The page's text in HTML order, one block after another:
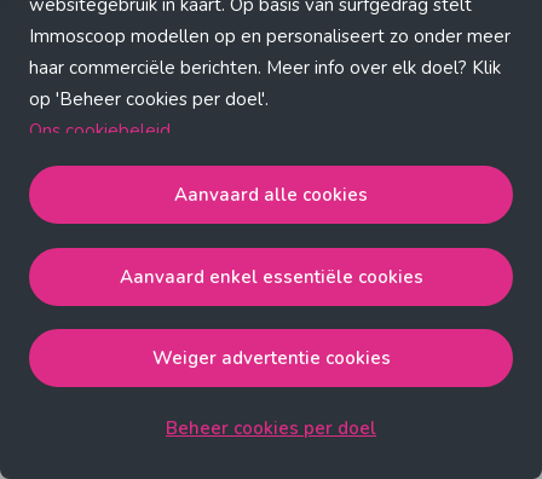
Immoscoop modellen op en personaliseert zo onder meer
haar commerciële berichten. Meer info over elk doel? Klik
op 'Beheer cookies per doel'.
Ons cookiebeleid
Aanvaard alle cookiesgaat akkoord met de strict
noodzakelijke, analytische, functionele en advertentie
cookies.
de strict noodzakelijke cookies.
Weiger advertentie cookiesgaat akkoord met de strict
Aanvaard alle cookies
Aanvaard enkel essentiële cookies
Weiger advertentie cookies
Beheer cookies per doel